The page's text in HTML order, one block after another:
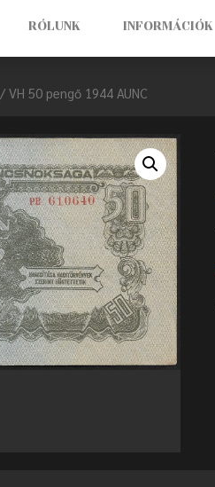
RÓLUNK INFORMÁCIÓK
/ VH 50 pengő 1944 AUNC